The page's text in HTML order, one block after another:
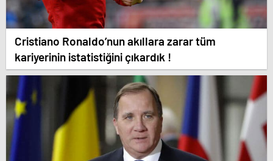
Cristiano Ronaldo’nun akıllara zarar tüm
kariyerinin istatistiğini çıkardık !